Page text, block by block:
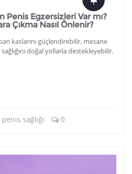
Penis Egzersizleri Var mı?
Çıkma Nasıl Önlenir?
kaslarını güçlendirebilir, mesane
doğal yollarla destekleyebilir.
penis sağlığı 0